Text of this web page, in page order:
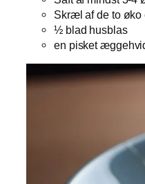
Skræl af de to øko
½ blad husblas
en pisket